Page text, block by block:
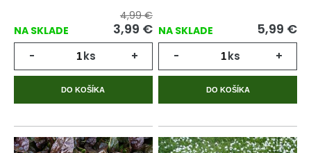
NA SKLADE
4,99 €
3,99 €
- ks +
DO KOŠÍKA
NA SKLADE 5,99 €
- ks +
DO KOŠÍKA